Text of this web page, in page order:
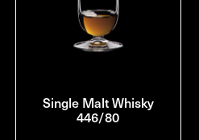
Single Malt Whisky
446/80